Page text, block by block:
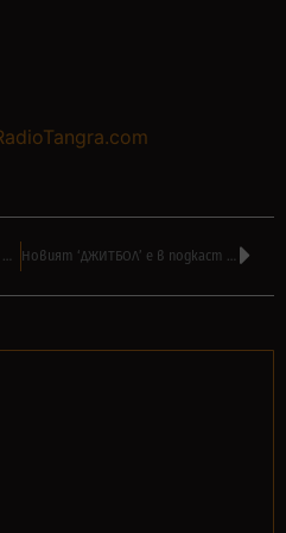
PINK FLOYD с първа нова песен от 28 години насам – ‘Hey Hey Rise Up’ Новият ‘ДЖИТБОЛ’ e в подкаст – за любов, вино и сватбата на Тодор Живков